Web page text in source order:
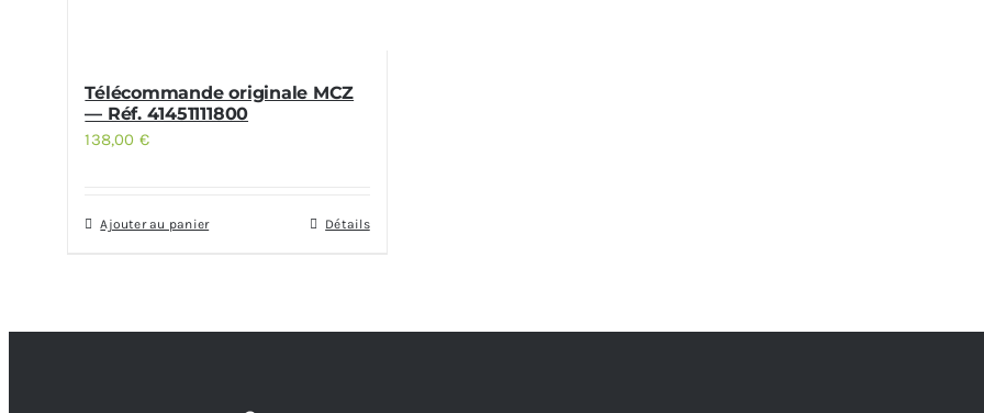
Télécommande originale MCZ
— Réf. 41451111800
138,00 €
Ajouter au panier Détails